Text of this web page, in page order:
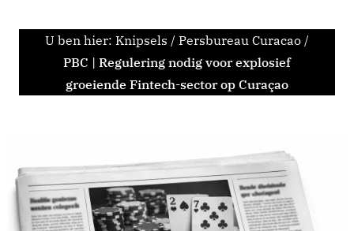
U ben hier: Knipsels / Persbureau Curacao /
PBC | Regulering nodig voor explosief
groeiende Fintech-sector op Curaçao